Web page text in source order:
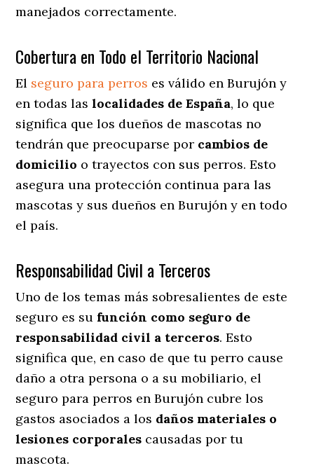
manejados correctamente.
Cobertura en Todo el Territorio Nacional
El seguro para perros es válido en Burujón y
en todas laslocalidades de España, lo que
significa que los dueños de mascotas no
tendrán que preocuparse por cambios de
domicilio o trayectos con sus perros. Esto
asegura una protección continua para las
mascotas y sus dueños en Burujón y en todo
el país.
Responsabilidad Civil a Terceros
Uno de los temas más sobresalientes de este
seguro es su función como seguro de
responsabilidad civil a terceros. Esto
significa que, en caso de que tu perro cause
daño a otra persona o a su mobiliario, el
seguro para perros en Burujón cubre los
gastos asociados a los daños materiales o
lesiones corporales causadas por tu
mascota.